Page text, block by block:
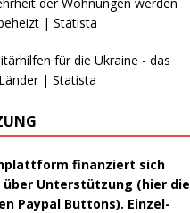
finanziert sich
über Unterstützung (hier die
Paypal Buttons). Einzel-